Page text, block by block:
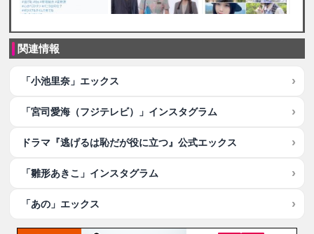
関連情報
「小池里奈」エックス
「宮司愛海（フジテレビ）」インスタグラム
ドラマ『逃げるは恥だが役に立つ』公式エックス
「雛形あきこ」インスタグラム
「あの」エックス